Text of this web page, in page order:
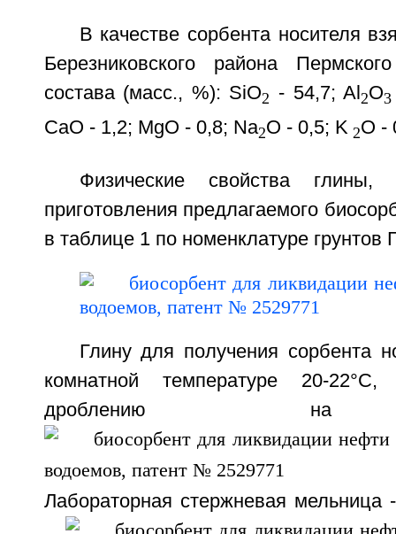
В качестве сорбента носителя
Березниковского района
состава (масс., %): SiO2 - 54,7; Al 2О3
СаО - 1,2; MgO - 0,8; Na2O - 0,5; K2О -
Физические свойства глины,
приготовления предлагаемого
в таблице 1 по номенклатуре грунтов
Глину для получения сорбента
комнатной температуре 20-
дроблению на
Лабораторная стержневая